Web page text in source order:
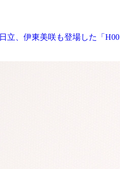
日立、伊東美咲も登場した「